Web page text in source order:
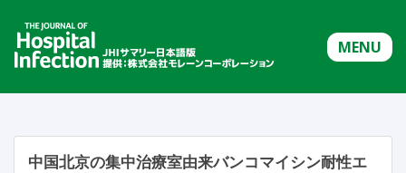
MENU
中国北京の集中治療室由来バンコマイシン耐性エ